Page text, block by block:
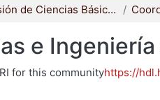
División de Ciencias Básicas e Ingeniería
e
for this communityhttps://